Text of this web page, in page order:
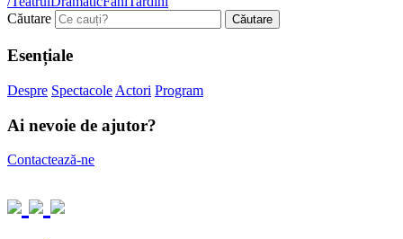
Căutare
Esențiale
Despre Spectacole Actori Program
Ai nevoie de ajutor?
Contactează-ne